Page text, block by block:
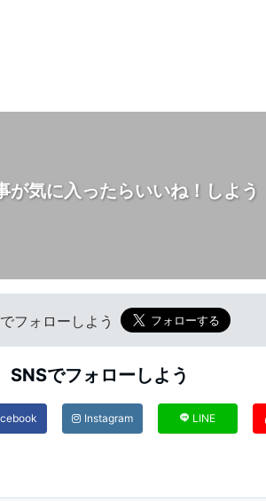
が気に入ったらいいね！しよう
フォローしよう
SNSでフォローしよう
Instagram LINE